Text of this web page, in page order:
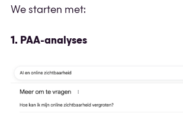
We starten met:
1. PAA-analyses